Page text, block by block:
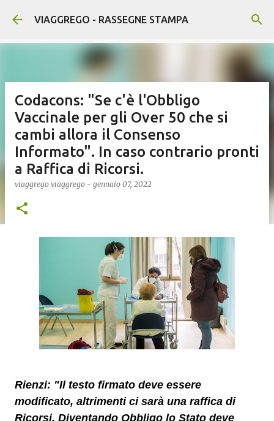
Passa ai contenuti principali
VIAGGREGO - RASSEGNE STAMPA
Codacons: "Se c'è l'Obbligo
Vaccinale per gli Over 50 che si
cambi allora il Consenso
Informato". In caso contrario pronti
a Raffica di Ricorsi.
viaggrego viaggrego - gennaio 07, 2022
Rienzi: "Il testo firmato deve essere
modificato, altrimenti ci sarà una raffica di
Ricorsi. Diventando Obbligo lo Stato deve